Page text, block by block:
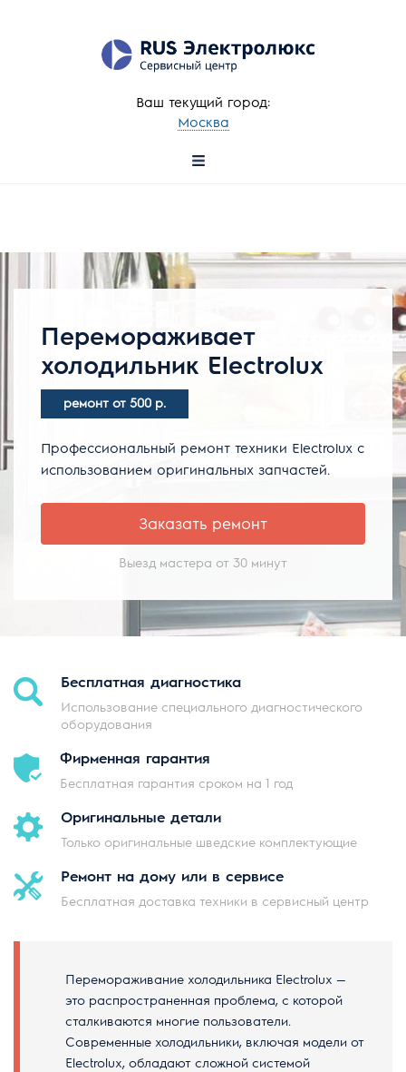
Ваш текущий город:
Москва
+7 (495) 137-78-57
Перемораживает
холодильник Electrolux
ремонт от 500 р.
Профессиональный ремонт техники Electrolux с
использованием оригинальных запчастей.
Заказать ремонт
Выезд мастера от 30 минут
Бесплатная диагностика
Использование специального диагностического
оборудования
Фирменная гарантия
Бесплатная гарантия сроком на 1 год
Оригинальные детали
Только оригинальные шведские комплектующие
Ремонт на дому или в сервисе
Бесплатная доставка техники в сервисный центр
Перемораживание холодильника Electrolux —
это распространенная проблема, с которой
сталкиваются многие пользователи.
Современные холодильники, включая модели от
Electrolux, обладают сложной системой